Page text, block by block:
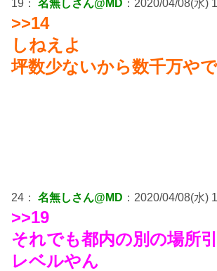
19： 名無しさん@MD ：2020/04/08(水)
>>14
しねえよ
坪数少ないから数千万やで
24： 名無しさん@MD ：2020/04/08(水)
>>19
それでも都内の別の場所
レベルやん